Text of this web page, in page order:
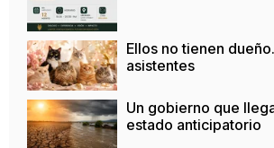
Ellos no tienen
asistentes
Un gobierno que
estado anticipatorio